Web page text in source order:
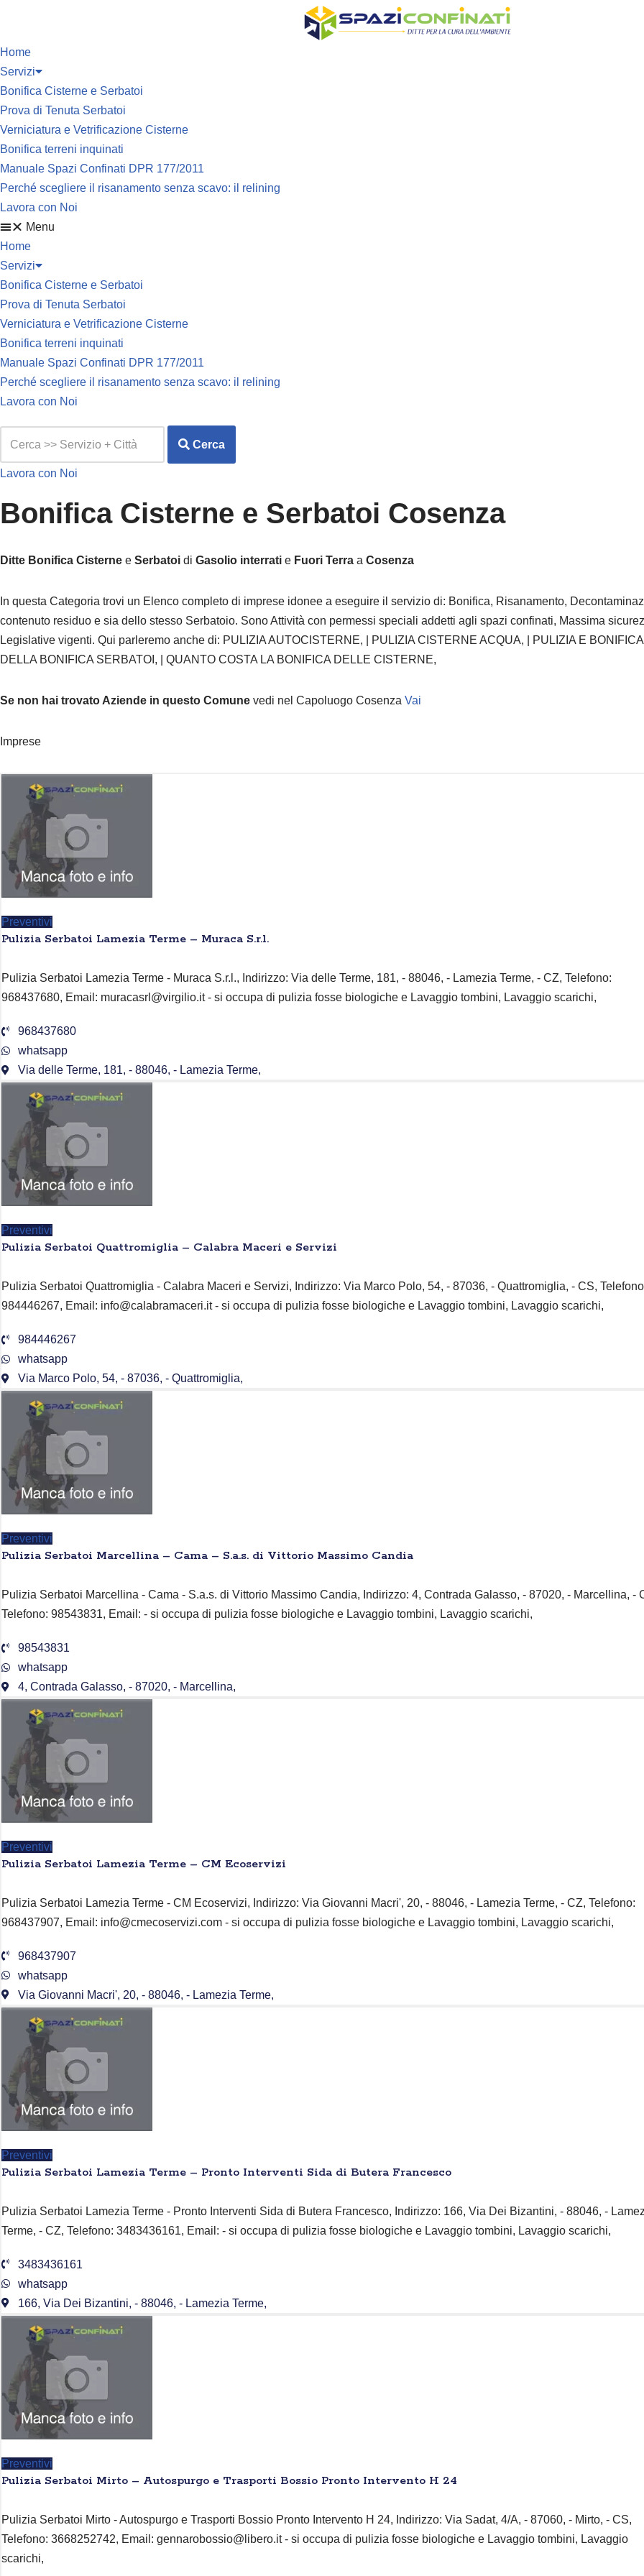
al
contenuto
Home
Servizi
Bonifica Cisterne e Serbatoi
Prova di Tenuta Serbatoi
Verniciatura e Vetrificazione Cisterne
Bonifica terreni inquinati
Manuale Spazi Confinati DPR 177/2011
Perché scegliere il risanamento senza scavo: il relining
Lavora con Noi
Menu
Home
Servizi
Bonifica Cisterne e Serbatoi
Prova di Tenuta Serbatoi
Verniciatura e Vetrificazione Cisterne
Bonifica terreni inquinati
Manuale Spazi Confinati DPR 177/2011
Perché scegliere il risanamento senza scavo: il relining
Lavora con Noi
Cerca
Lavora con Noi
Bonifica Cisterne e Serbatoi Cosenza
Ditte Bonifica Cisterne e Serbatoi di Gasolio interrati e Fuori Terra a Cosenza
In questa Categoria trovi un Elenco completo di imprese idonee a eseguire il servizio di: Bonifica, Risanamento,
contenuto residuo e sia dello stesso Serbatoio. Sono Attività con permessi speciali addetti agli spazi confinati, Massima
Legislative vigenti. Qui parleremo anche di: PULIZIA AUTOCISTERNE, | PULIZIA CISTERNE ACQUA, | PULIZIA E
DELLA BONIFICA SERBATOI, | QUANTO COSTA LA BONIFICA DELLE CISTERNE,
Se non hai trovato Aziende in questo Comune vedi nel Capoluogo Cosenza Vai
Imprese
Preventivi
Pulizia Serbatoi Lamezia Terme – Muraca S.r.l.
Pulizia Serbatoi Lamezia Terme - Muraca S.r.l., Indirizzo: Via delle Terme, 181, - 88046, - Lamezia Terme, - CZ, Telefono:
968437680, Email: muracasrl@virgilio.it - si occupa di pulizia fosse biologiche e Lavaggio tombini, Lavaggio scarichi,
968437680
whatsapp
Via delle Terme, 181, - 88046, - Lamezia Terme,
Preventivi
Pulizia Serbatoi Quattromiglia – Calabra Maceri e Servizi
Pulizia Serbatoi Quattromiglia - Calabra Maceri e Servizi, Indirizzo: Via Marco Polo, 54, - 87036, - Quattromiglia, - CS,
984446267, Email: info@calabramaceri.it - si occupa di pulizia fosse biologiche e Lavaggio tombini, Lavaggio scarichi,
984446267
whatsapp
Via Marco Polo, 54, - 87036, - Quattromiglia,
Preventivi
Pulizia Serbatoi Marcellina – Cama – S.a.s. di Vittorio Massimo Candia
Pulizia Serbatoi Marcellina - Cama - S.a.s. di Vittorio Massimo Candia, Indirizzo: 4, Contrada Galasso, - 87020, - Marcellina, -
Telefono: 98543831, Email: - si occupa di pulizia fosse biologiche e Lavaggio tombini, Lavaggio scarichi,
98543831
whatsapp
4, Contrada Galasso, - 87020, - Marcellina,
Preventivi
Pulizia Serbatoi Lamezia Terme – CM Ecoservizi
Pulizia Serbatoi Lamezia Terme - CM Ecoservizi, Indirizzo: Via Giovanni Macri', 20, - 88046, - Lamezia Terme, - CZ, Telefono:
968437907, Email: info@cmecoservizi.com - si occupa di pulizia fosse biologiche e Lavaggio tombini, Lavaggio scarichi,
968437907
whatsapp
Via Giovanni Macri', 20, - 88046, - Lamezia Terme,
Preventivi
Pulizia Serbatoi Lamezia Terme – Pronto Interventi Sida di Butera Francesco
Pulizia Serbatoi Lamezia Terme - Pronto Interventi Sida di Butera Francesco, Indirizzo: 166, Via Dei Bizantini, - 88046, -
Terme, - CZ, Telefono: 3483436161, Email: - si occupa di pulizia fosse biologiche e Lavaggio tombini, Lavaggio scarichi,
3483436161
whatsapp
166, Via Dei Bizantini, - 88046, - Lamezia Terme,
Preventivi
Pulizia Serbatoi Mirto – Autospurgo e Trasporti Bossio Pronto Intervento H 24
Pulizia Serbatoi Mirto - Autospurgo e Trasporti Bossio Pronto Intervento H 24, Indirizzo: Via Sadat, 4/A, - 87060, - Mirto, - CS,
Telefono: 3668252742, Email: gennarobossio@libero.it - si occupa di pulizia fosse biologiche e Lavaggio tombini, Lavaggio
scarichi,